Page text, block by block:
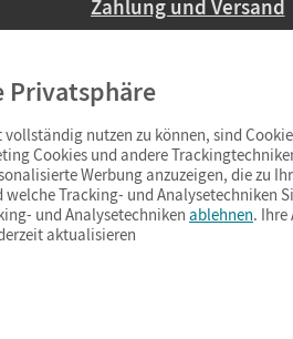
Zahlung und Versand
Ab 59,– EUR
(Lieferung in 3–6
Privatsphäre
vollständig nutzen zu können, sind
Cookies und andere
Werbung anzuzeigen, die zu
welche Tracking- und Analysetechniken
und Analysetechniken ablehnen. Ihre
aktualisieren